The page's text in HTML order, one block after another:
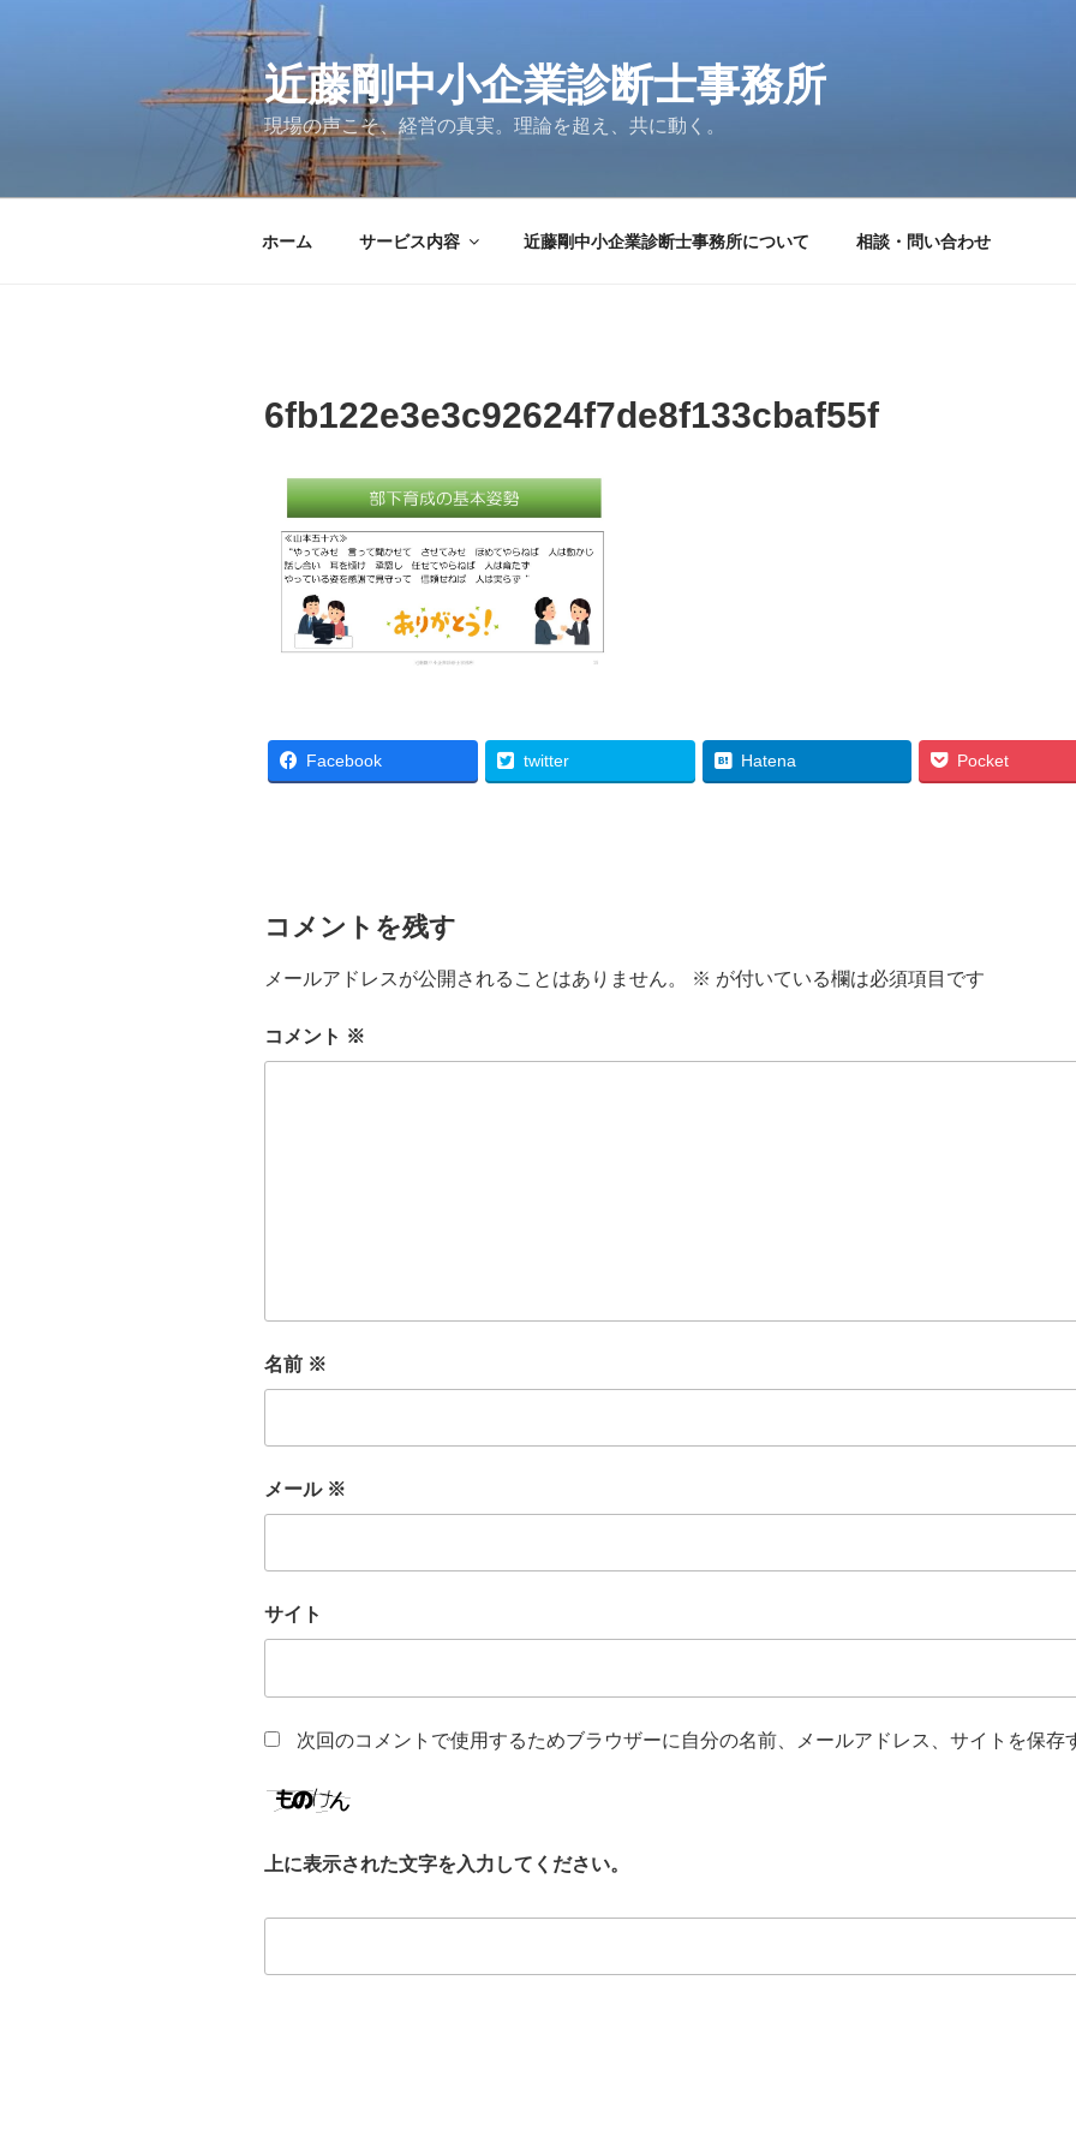
近藤剛中小企業診断士事務所
現場の声こそ、経営の真実。理論を超え、共に動く。
ホーム サービス内容 近藤剛中小企業診断士事務所について 相談・問い合わせ
6fb122e3e3c92624f7de8f133cbaf55f
Facebook twitter Hatena Pocket
コメントを残す
メールアドレスが公開されることはありません。 ※ が付いている欄は必須項目です
コメント ※
名前 ※
メール ※
サイト
次回のコメントで使用するためブラウザーに自分の名前、メールアドレス、サイトを保存
上に表示された文字を入力してください。